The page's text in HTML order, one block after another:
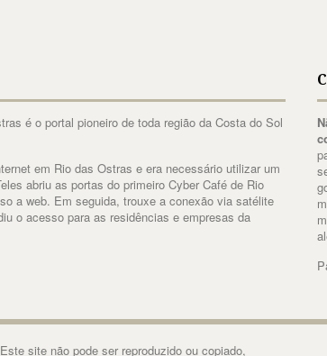
é o portal pioneiro de toda região da Costa do Sol
em Rio das Ostras e era necessário utilizar um
abriu as portas do primeiro Cyber Café de Rio
a web. Em seguida, trouxe a conexão via satélite
o acesso para as residências e empresas da
Este site não pode ser reproduzido ou copiado,